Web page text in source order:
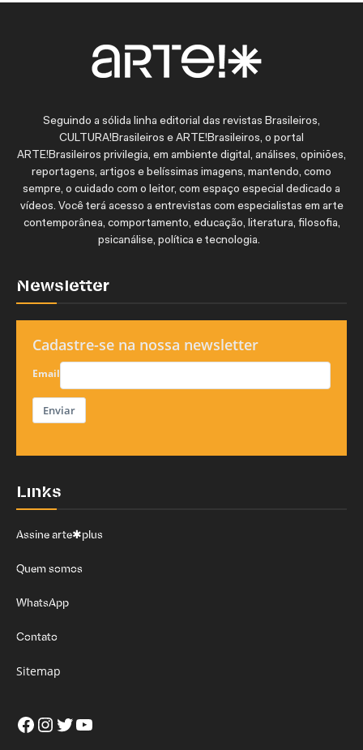
Seguindo a sólida linha editorial das revistas Brasileiros,
CULTURA!Brasileiros e ARTE!Brasileiros, o portal
ARTE!Brasileiros privilegia, em ambiente digital, análises, opiniões,
reportagens, artigos e belíssimas imagens, mantendo, como
sempre, o cuidado com o leitor, com espaço especial dedicado a
vídeos. Você terá acesso a entrevistas com especialistas em arte
contemporânea, comportamento, educação, literatura, filosofia,
psicanálise, política e tecnologia.
Newsletter
Cadastre-se na nossa newsletter
Email
Enviar
Links
Assine arte✱plus
Quem somos
WhatsApp
Contato
Sitemap
Facebook
Instagram
Twitter
Youtube